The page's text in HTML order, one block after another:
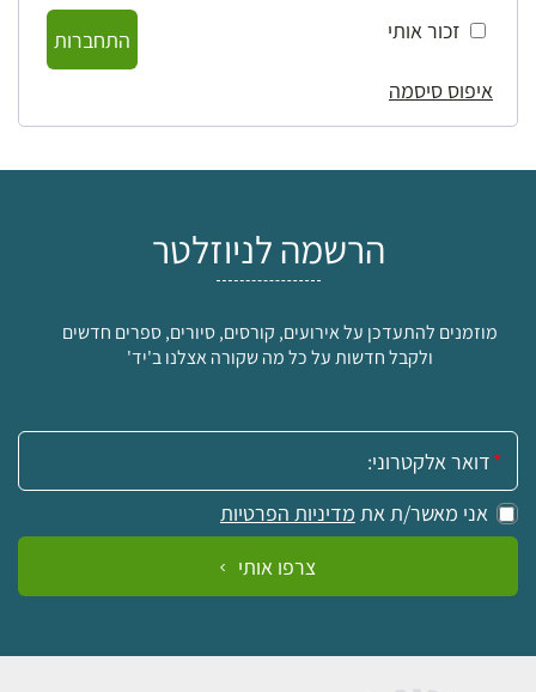
זכור אותי
התחברות
איפוס סיסמה
הרשמה לניוזלטר
מוזמנים להתעדכן על אירועים, קורסים, סיורים, ספרים חדשים
ולקבל חדשות על כל מה שקורה אצלנו ב'יד'
אימייל:
אני מאשר/ת את מדיניות הפרטיות
צרפו אותי